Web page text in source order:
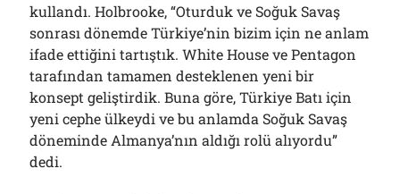
kullandı. Holbrooke, “Oturduk ve Soğuk Savaş
sonrası dönemde Türkiye’nin bizim için ne anlam
ifade ettiğini tartıştık. White House ve Pentagon
tarafından tamamen desteklenen yeni bir
konsept geliştirdik. Buna göre, Türkiye Batı için
yeni cephe ülkeydi ve bu anlamda Soğuk Savaş
döneminde Almanya’nın aldığı rolü alıyordu”
dedi.